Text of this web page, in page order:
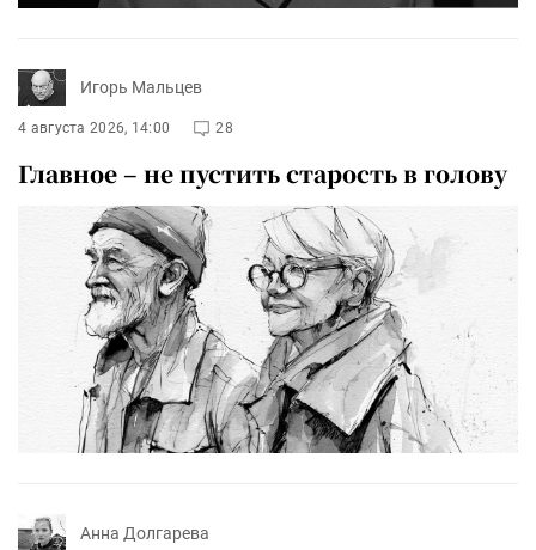
Игорь Мальцев
4 августа 2026, 14:00 28
Главное – не пустить старость в голову
Анна Долгарева